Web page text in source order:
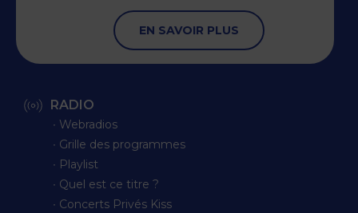
EN SAVOIR PLUS
RADIO
∙ Webradios
∙ Grille des programmes
∙ Playlist
∙ Quel est ce titre ?
∙ Concerts Privés Kiss